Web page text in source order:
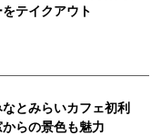
テイクアウト
とみらいカフェ初利
らの景色も魅力